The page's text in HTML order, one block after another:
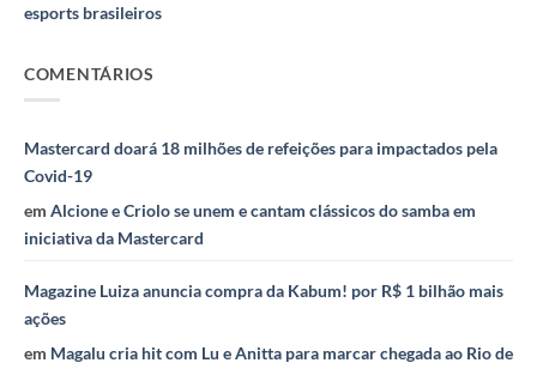
esports brasileiros
COMENTÁRIOS
Mastercard doará 18 milhões de refeições para impactados pela
Covid-19
em Alcione e Criolo se unem e cantam clássicos do samba em
iniciativa da Mastercard
Magazine Luiza anuncia compra da Kabum! por R$ 1 bilhão mais
ações
em Magalu cria hit com Lu e Anitta para marcar chegada ao Rio de